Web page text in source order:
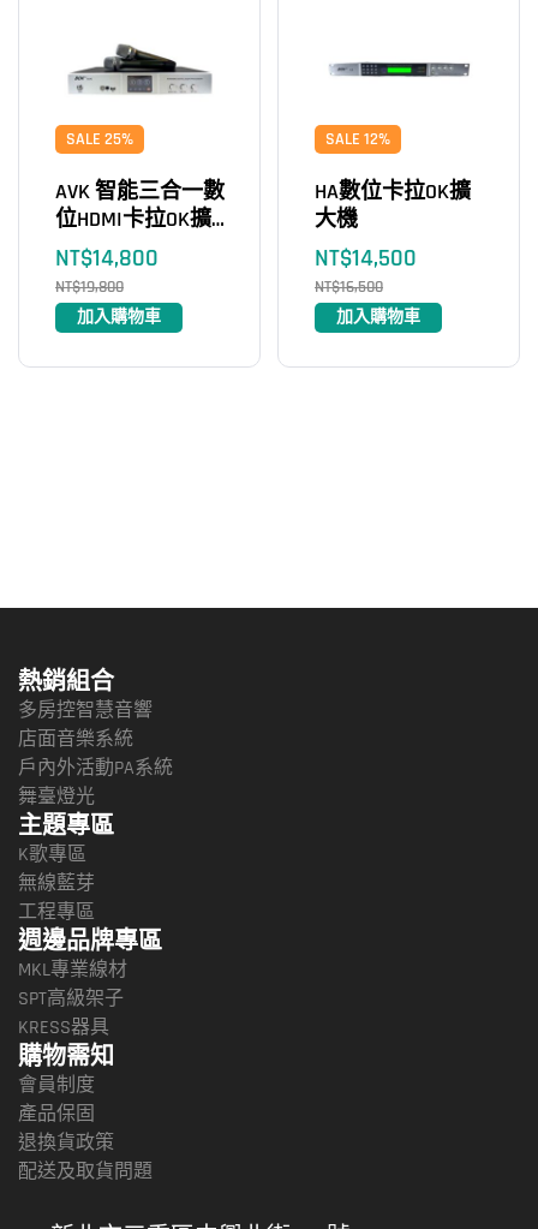
SALE 25%
AVK 智能三合一數
位HDMI卡拉OK擴
大機
NT$19,800
NT$14,800
加入購物車
SALE 12%
HA數位卡拉OK擴
大機
NT$16,500
NT$14,500
加入購物車
熱銷組合
多房控智慧音響
店面音樂系統
戶內外活動PA系統
舞臺燈光
主題專區
K歌專區
無線藍芽
工程專區
週邊品牌專區
MKL專業線材
SPT高級架子
KRESS器具
購物需知
會員制度
產品保固
退換貨政策
配送及取貨問題